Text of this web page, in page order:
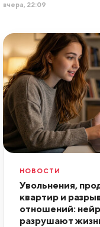
вчера, 22:09
НОВОСТИ
Увольнения,
квартир и
отношений:
разрушают